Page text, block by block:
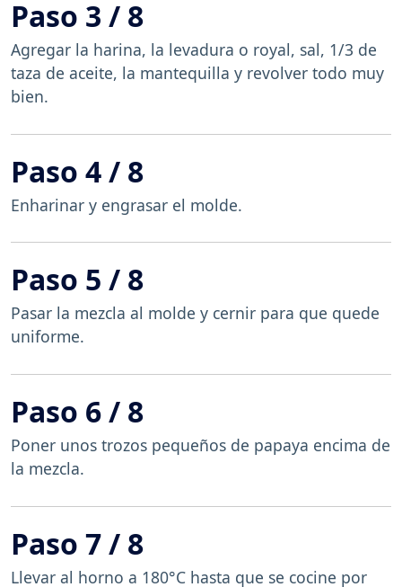
Paso 3 / 8
Agregar la harina, la levadura o royal, sal, 1/3 de
taza de aceite, la mantequilla y revolver todo muy
bien.
Paso 4 / 8
Enharinar y engrasar el molde.
Paso 5 / 8
Pasar la mezcla al molde y cernir para que quede
uniforme.
Paso 6 / 8
Poner unos trozos pequeños de papaya encima de
la mezcla.
Paso 7 / 8
Llevar al horno a 180°C hasta que se cocine por